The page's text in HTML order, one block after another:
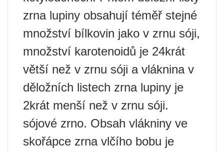
zrna lupiny obsahují téměř stejné
množství bílkovin jako v zrnu sóji,
množství karotenoidů je 24krát
větší než v zrnu sóji a vláknina v
děložních listech zrna lupiny je
2krát menší než v zrnu sóji.
sójové zrno. Obsah vlákniny ve
skořápce zrna vlčího bobu je